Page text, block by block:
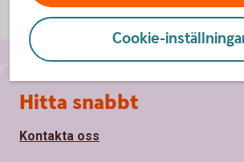
Cookie-
Sidfot
Hitta snabbt
Kontakta oss